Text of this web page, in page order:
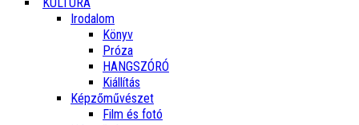
Irodalom
Könyv
Próza
HANGSZÓRÓ
Kiállítás
Képzőművészet
Film és fotó